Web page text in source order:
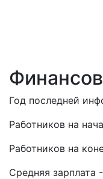
Год последней
Работников на
Работников на
Средняя зарплата